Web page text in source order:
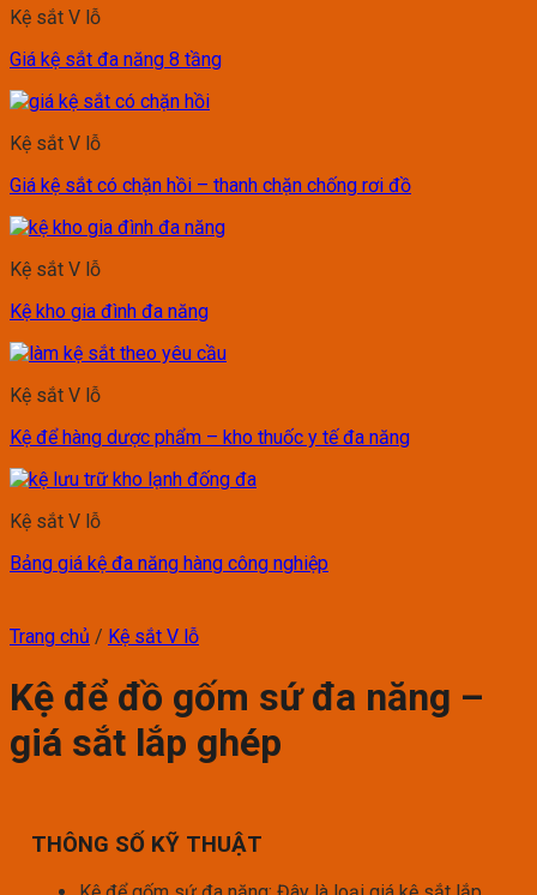
Kệ sắt V lỗ
Giá kệ sắt đa năng 8 tầng
Kệ sắt V lỗ
Giá kệ sắt có chặn hồi – thanh chặn chống rơi đồ
Kệ sắt V lỗ
Kệ kho gia đình đa năng
Kệ sắt V lỗ
Kệ để hàng dược phẩm – kho thuốc y tế đa năng
Kệ sắt V lỗ
Bảng giá kệ đa năng hàng công nghiệp
Trang chủ / Kệ sắt V lỗ
Kệ để đồ gốm sứ đa năng –
giá sắt lắp ghép
THÔNG SỐ KỸ THUẬT